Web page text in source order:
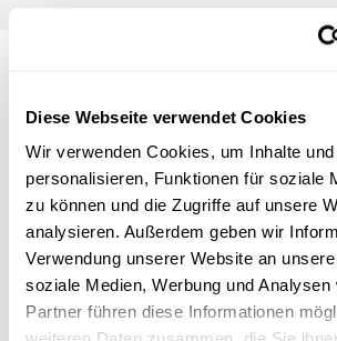
Diese Webseite verwendet Cookies
Wir verwenden Cookies, um Inhalte
personalisieren, Funktionen für soziale
zu können und die Zugriffe auf unsere
analysieren. Außerdem geben wir
Verwendung unserer Website an
soziale Medien, Werbung und Analysen
Partner führen diese Informationen
Ihre Ansprechpartner_innen
Haben Sie Fragen zu
stehen Ihnen gerne zur Verfügung!